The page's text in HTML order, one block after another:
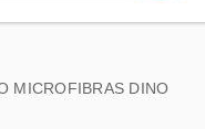
MICROFIBRAS DINO